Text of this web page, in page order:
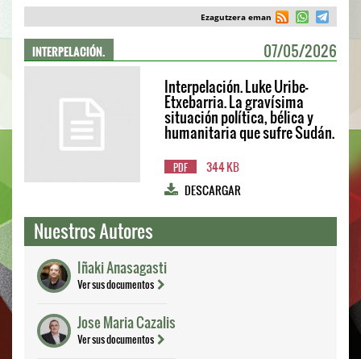
Ezagutzera eman
INTERPELACIÓN.
07/05/2026
Interpelación. Luke Uribe-
Etxebarria. La gravísima
situación política, bélica y
humanitaria que sufre Sudán.
PDF
344 KB
DESCARGAR
Nuestros Autores
Iñaki Anasagasti
Ver sus documentos
Jose Maria Cazalis
Ver sus documentos